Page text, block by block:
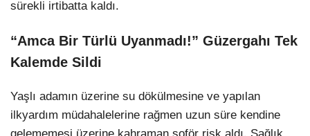
sürekli irtibatta kaldı.
“Amca Bir Türlü Uyanmadı!” Güzergahı Tek
Kalemde Sildi
Yaşlı adamın üzerine su dökülmesine ve yapılan
ilkyardım müdahalelerine rağmen uzun süre kendine
gelememesi üzerine kahraman şoför risk aldı. Sağlık